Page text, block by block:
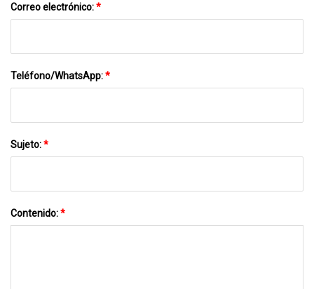
Correo electrónico:*
Teléfono/WhatsApp:*
Sujeto:*
Contenido:*